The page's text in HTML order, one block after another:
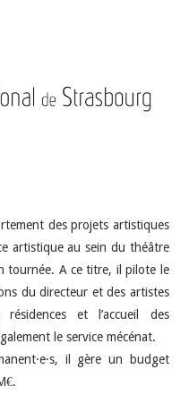
des projets artistiques
artistique au sein du théâtre
tournée. A ce titre, il pilote le
du directeur et des artistes
et l’accueil des
le service mécénat.
il gère un budget